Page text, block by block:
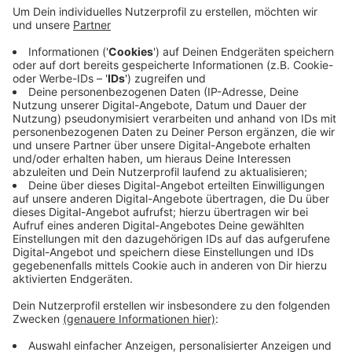
diverse Feuerwehreinsätze. Das bestätigt ein
Sprecher auf Radio 90,1-Anfrage. Demnach
beschäftigen gerade vor allem umgekippte Bäume die
Feuerwehr. Laut Polizei ist die Preyer-Straße aktuell
im Bereich der Kreuzung Pongser-Straße gesperrt,
weil dort ein Baum auf der Fahrbahn gelandet ist.
Neben umgekippten Bäumen beschäftigen auch
lockere Dachteile die Feuerwehr.
Anzeige
Anzeige